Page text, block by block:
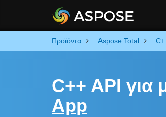
Προϊόντα Aspose.Total
C++ API για
App